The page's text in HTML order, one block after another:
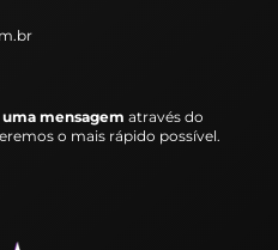
mensagem através do
o mais rápido possível.